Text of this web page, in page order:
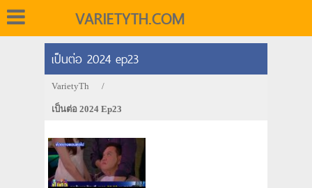
VARIETYTH.COM
เป็นต่อ 2024 ep23
VarietyTh /
เป็นต่อ 2024 Ep23